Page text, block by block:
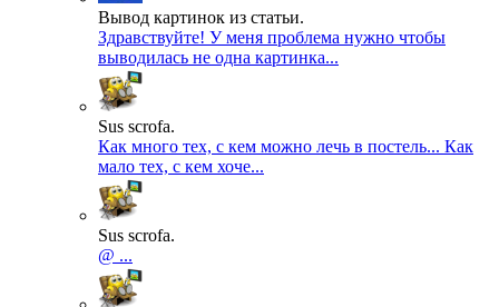
Вывод картинок из статьи.
Здравствуйте! У меня проблема нужно чтобы
выводилась не одна картинка...
Sus scrofa.
Как много тех, с кем можно лечь в постель... Как
мало тех, с кем хоче...
Sus scrofa.
@ ...